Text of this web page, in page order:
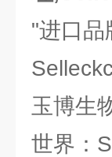
"进口品
玉博生
世界：